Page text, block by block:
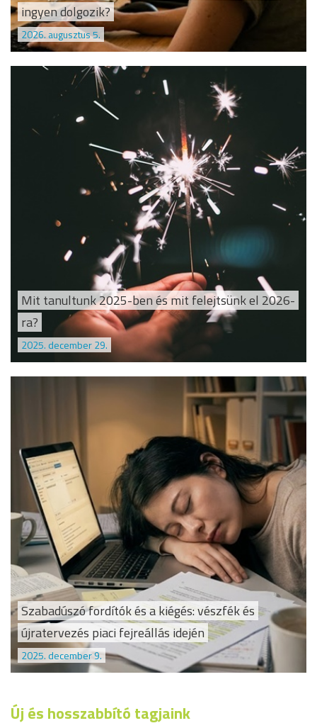
ingyen dolgozik?
2026. augusztus 5.
Mit tanultunk 2025-ben és mit felejtsünk el 2026-
ra?
2025. december 29.
Szabadúszó fordítók és a kiégés: vészfék és
újratervezés piaci fejreállás idején
2025. december 9.
Új és hosszabbító tagjaink